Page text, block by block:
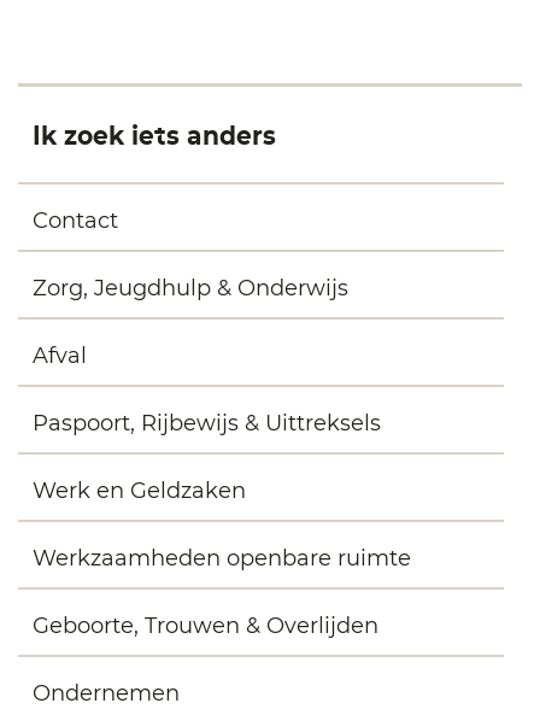
Ik zoek iets anders
Contact
Zorg, Jeugdhulp & Onderwijs
Afval
Paspoort, Rijbewijs & Uittreksels
Werk en Geldzaken
Werkzaamheden openbare ruimte
Geboorte, Trouwen & Overlijden
Ondernemen